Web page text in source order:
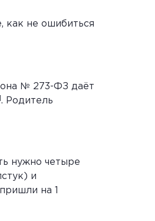
как не ошибиться
№ 273-ФЗ даёт
. Родитель
нужно четыре
и
на 1